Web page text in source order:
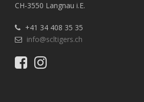
CH-3550 Langnau i.E.
+41 34 408 35 35
info@scltigers.ch